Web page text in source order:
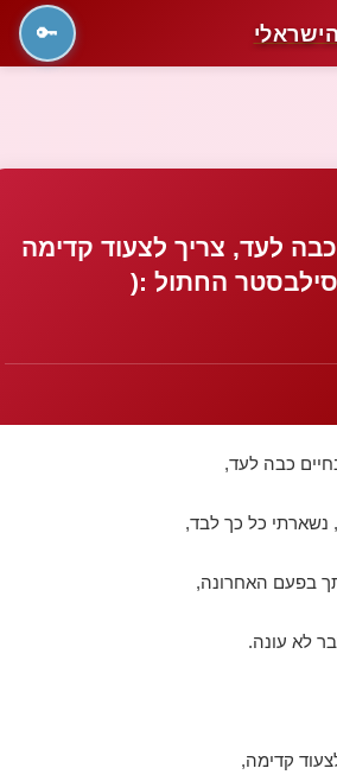
🔑
לעד, צריך לצעוד קדימה
החתול :(
כבה לעד,
נשארתי כל כך לבד,
בפעם האחרונה,
לא עונה.
קדימה,